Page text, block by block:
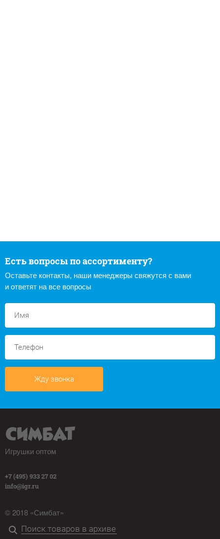
Есть вопросы по ассортименту?
Оставьте контакты, наши менеджеры свяжутся с вами
и ответят на все вопросы
Жду звонка
Игрушки оптом
+7 (495) 933 27 02
info@igr.ru
© 2018 «Симбат»